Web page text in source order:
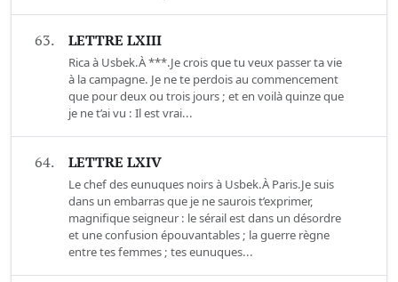
63. LETTRE LXIII
Rica à Usbek.À ***.Je crois que tu veux passer ta vie
à la campagne. Je ne te perdois au commencement
que pour deux ou trois jours ; et en voilà quinze que
je ne t’ai vu : Il est vrai...
64. LETTRE LXIV
Le chef des eunuques noirs à Usbek.À Paris.Je suis
dans un embarras que je ne saurois t’exprimer,
magnifique seigneur : le sérail est dans un désordre
et une confusion épouvantables ; la guerre règne
entre tes femmes ; tes eunuques...